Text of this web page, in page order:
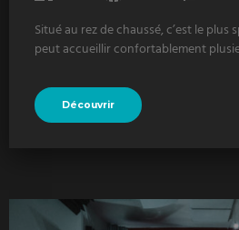
Situé au rez de chaussé, c’est le plus
peut accueillir confortablement
Découvrir